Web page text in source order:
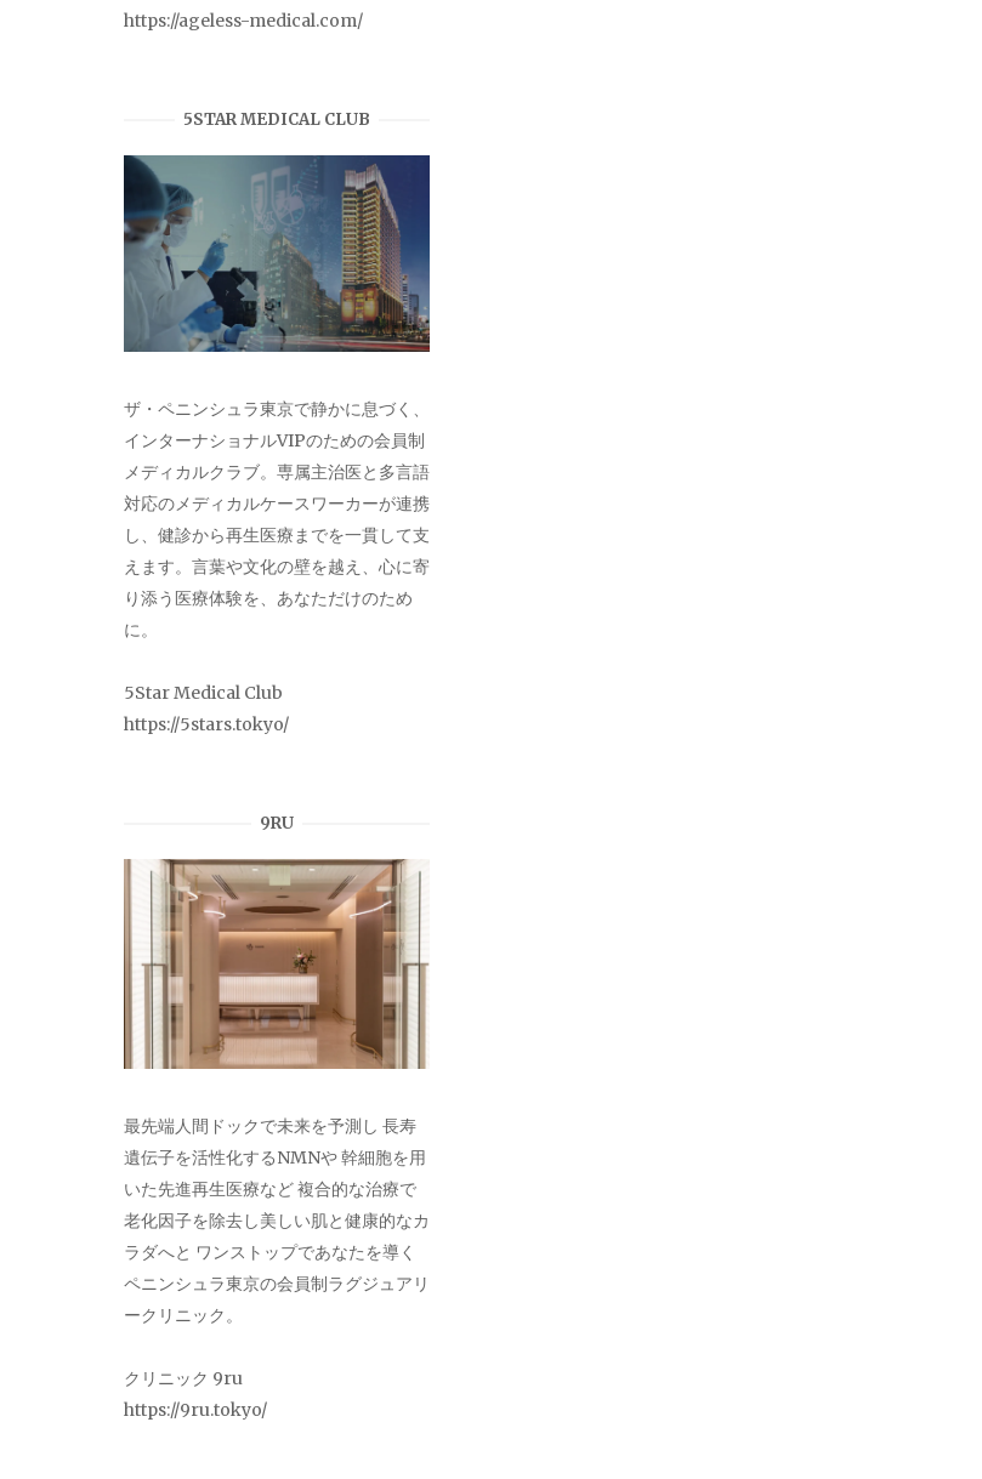
https://ageless-medical.com/
5STAR MEDICAL CLUB
ザ・ペニンシュラ東京で静かに息づく、
インターナショナルVIPのための会員制
メディカルクラブ。専属主治医と多言語
対応のメディカルケースワーカーが連携
し、健診から再生医療までを一貫して支
えます。言葉や文化の壁を越え、心に寄
り添う医療体験を、あなただけのため
に。
5Star Medical Club
https://5stars.tokyo/
9RU
最先端人間ドックで未来を予測し 長寿
遺伝子を活性化するNMNや 幹細胞を用
いた先進再生医療など 複合的な治療で
老化因子を除去し美しい肌と健康的なカ
ラダへと ワンストップであなたを導く
ペニンシュラ東京の会員制ラグジュアリ
ークリニック。
クリニック 9ru
https://9ru.tokyo/